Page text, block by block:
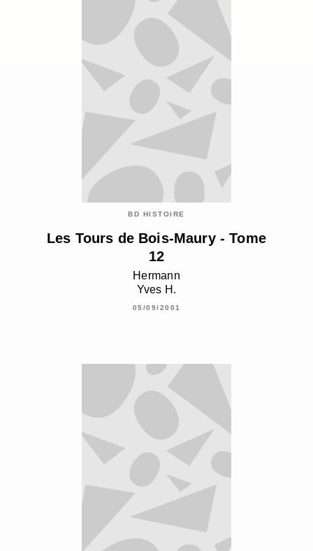
BD HISTOIRE
Les Tours de Bois-Maury - Tome
12
Hermann
Yves H.
05/09/2001